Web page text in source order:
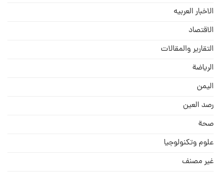
الاخبار العربيه
الاقتصاد
التقارير والمقالات
الریاضة
الیمن
رصد العین
صحة
علوم وتكنولوجيا
غير مصنف